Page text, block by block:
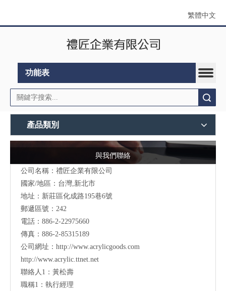
繁體中文
功能表
產品類別
與我們聯絡
公司名稱：禮匠企業有限公司
國家/地區：台灣,新北市
地址：新莊區化成路195巷6號
郵遞區號：242
電話：886-2-22975660
傳真：886-2-85315189
公司網址： http://www.acrylicgoods.com
http://www.acrylic.ttnet.net
聯絡人1：黃松壽
職稱1：執行經理